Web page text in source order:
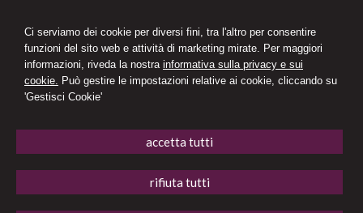
Ci serviamo dei cookie per diversi fini, tra l'altro per consentire
funzioni del sito web e attività di marketing mirate. Per maggiori
informazioni, riveda la nostra informativa sulla privacy e sui
cookie. Può gestire le impostazioni relative ai cookie, cliccando su
'Gestisci Cookie'
accetta tutti
rifiuta tutti